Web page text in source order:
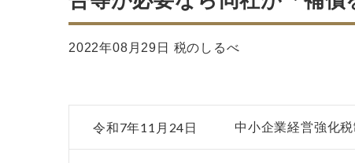
2022年08月29日 税のしるべ
令和7年11月24日 中小企業経営強化